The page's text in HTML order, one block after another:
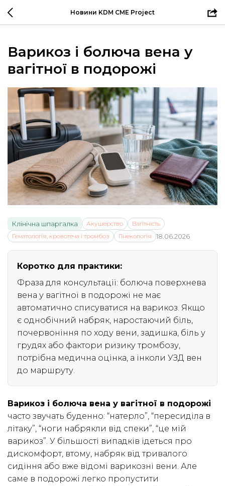
Новини KDM CME Project
Варикоз і болюча вена у
вагітної в подорожі
Клінічна шпаргалка Акушерство
Вагітність
Гематологія, кровотеча і тромбоз
Гінекологія 18.06.2026
Коротко для практики:
Фраза для консультації: болюча поверхнева
вена у вагітної в подорожі не має
автоматично списуватися на варикоз. Якщо
є однобічний набряк, наростаючий біль,
почервоніння по ходу вени, задишка, біль у
грудях або фактори ризику тромбозу,
потрібна медична оцінка, а інколи УЗД вен
до маршруту.
Варикоз і болюча вена у вагітної в подорожі
часто звучать буденно: “натерло”, “пересиділа в
літаку”, “ноги набрякли від спеки”, “це мій
варикоз”. У більшості випадків ідеться про
дискомфорт, втому, набряк від тривалого
сидіння або вже відомі варикозні вени. Але
саме в подорожі легко пропустити